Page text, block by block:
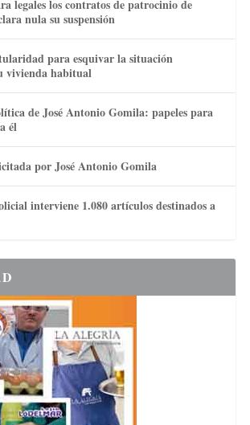
legales los contratos de patrocinio de
nula su suspensión
para esquivar la situación
vivienda habitual
de José Antonio Gomila: papeles para
él
por José Antonio Gomila
interviene 1.080 artículos destinados a